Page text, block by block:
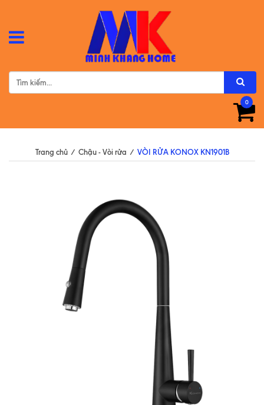
0
Trang chủ / Chậu - Vòi rửa / VÒI RỬA KONOX KN1901B